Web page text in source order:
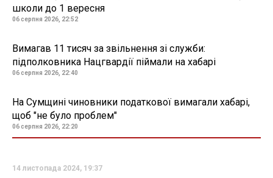
школи до 1 вересня
06 серпня 2026, 22:52
Вимагав 11 тисяч за звільнення зі служби:
підполковника Нацгвардії піймали на хабарі
06 серпня 2026, 22:40
На Сумщині чиновники податкової вимагали хабарі,
щоб "не було проблем"
06 серпня 2026, 22:20
14 листопада 2024, 19:37